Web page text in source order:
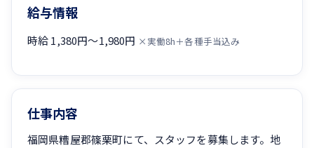
給与情報
時給 1,380円〜1,980円 ×実働8h＋各種手当込み
仕事内容
福岡県糟屋郡篠栗町にて、スタッフを募集します。地